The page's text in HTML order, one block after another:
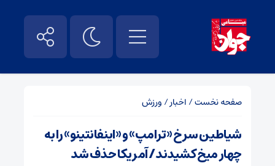
صفحه نخست/ اخبار/ ورزش
شیاطین سرخ «ترامپ» و «اینفانتینو» را به
چهار میخ کشیدند/ آمریکا حذف شد